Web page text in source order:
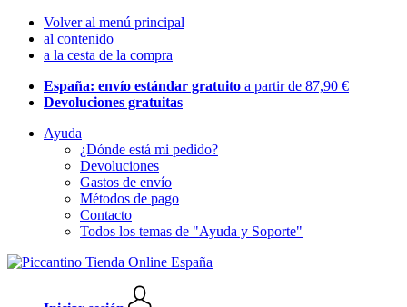
Volver al menú principal
al contenido
a la cesta de la compra
España: envío estándar gratuito a partir de 87,90 €
Devoluciones gratuitas
Ayuda
¿Dónde está mi pedido?
Devoluciones
Gastos de envío
Métodos de pago
Contacto
Todos los temas de "Ayuda y Soporte"